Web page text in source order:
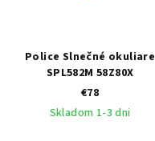
Police Slnečné okuliare
SPL582M 58Z80X
€78
Skladom 1-3 dni